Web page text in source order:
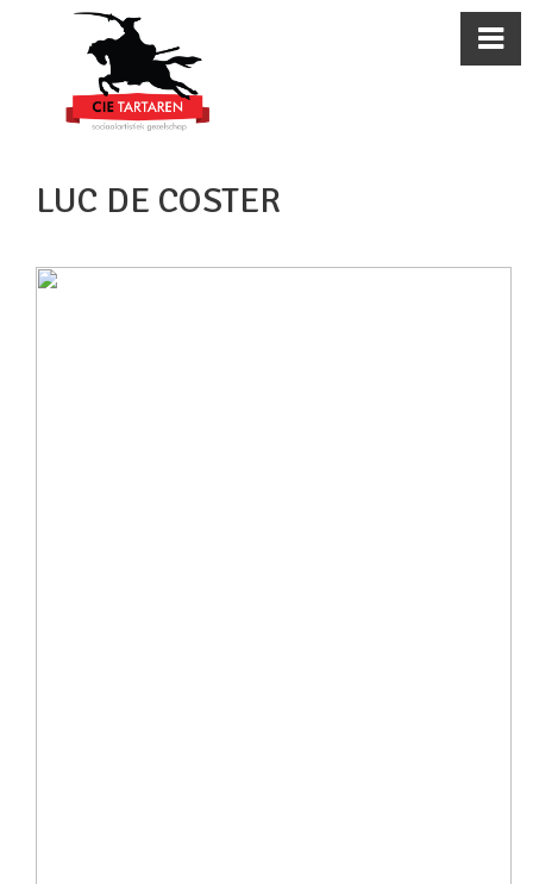
LUC DE COSTER